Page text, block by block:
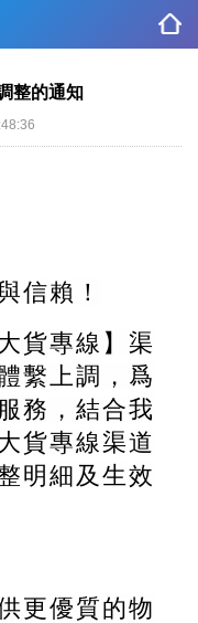
整的通知
信賴！
貨專線 】渠
繫上調，爲
務，結合我
貨專線渠道
明細及生效
更優質的物